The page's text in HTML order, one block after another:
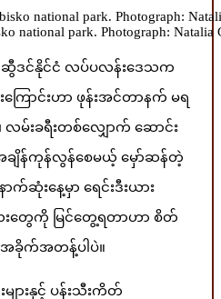
national park. Photograph: Natalia
ဒင်နိုင်ငံ လပ်ပလန်းဒေသက
းကြောင်းဟာ ဖုန်းအင်တာနက် မရ
မ်းခရီးတစ်လျှောက် ဆောင်း
အချိန်ကုန်လွန်စေမယ့် မှော်ဆန်တဲ့
ာက်ဆုံးနေ့မှာ ရေင်းဒီးယား
ေးတွေကို မြင်တွေ့ရတာဟာ စိတ်
အခိုက်အတန့်ပါပဲ။
ျားနှင့် ပန်းသီးကိတ်